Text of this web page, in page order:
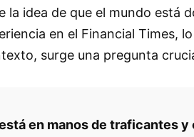
idea de que el mundo está
en el Financial Times,
surge una pregunta
en manos de traficantes